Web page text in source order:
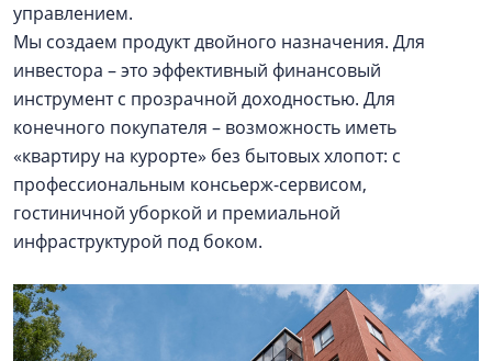
управлением.
Мы создаем продукт двойного назначения. Для
инвестора – это эффективный финансовый
инструмент с прозрачной доходностью. Для
конечного покупателя – возможность иметь
«квартиру на курорте» без бытовых хлопот: с
профессиональным консьерж-сервисом,
гостиничной уборкой и премиальной
инфраструктурой под боком.